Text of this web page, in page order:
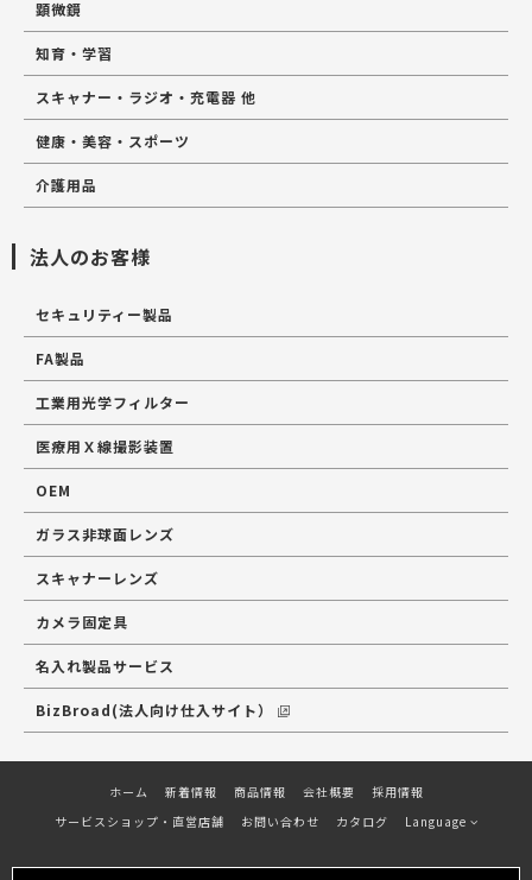
顕微鏡
知育・学習
スキャナー・ラジオ・充電器 他
健康・美容・スポーツ
介護用品
法人のお客様
セキュリティー製品
FA製品
工業用光学フィルター
医療用Ｘ線撮影装置
OEM
ガラス非球面レンズ
スキャナーレンズ
カメラ固定具
名入れ製品サービス
BizBroad(法人向け仕入サイト）
ホーム 新着情報 商品情報 会社概要
採用情報
サービスショップ・直営店舗
お問い合わせ カタログ Language